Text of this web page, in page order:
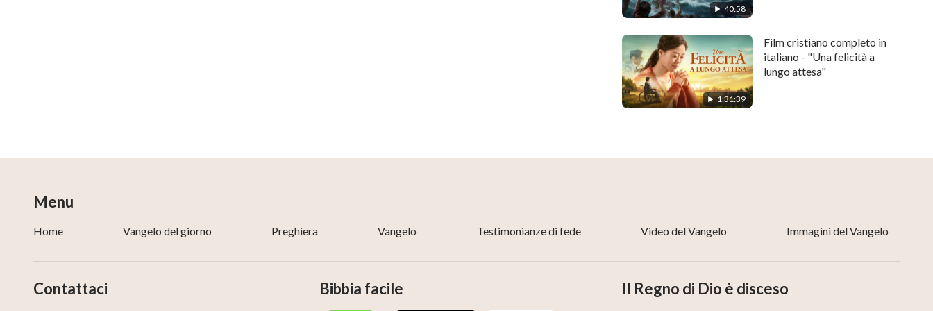
40:58
1:31:39
Film cristiano completo in
italiano - "Una felicità a
lungo attesa"
Menu
Home Vangelo del giorno Preghiera Vangelo Testimonianze di fede Video del Vangelo Immagini del Vangelo
Contattaci Bibbia facile Il Regno di Dio è disceso